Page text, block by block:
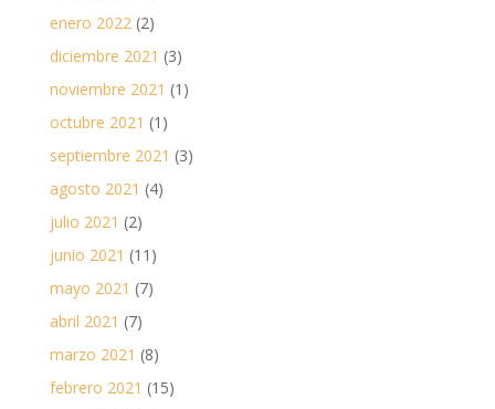
enero 2022(2)
diciembre 2021 (3)
noviembre 2021 (1)
octubre 2021 (1)
septiembre 2021 (3)
agosto 2021 (4)
julio 2021 (2)
junio 2021 (11)
mayo 2021 (7)
abril 2021 (7)
marzo 2021 (8)
febrero 2021 (15)